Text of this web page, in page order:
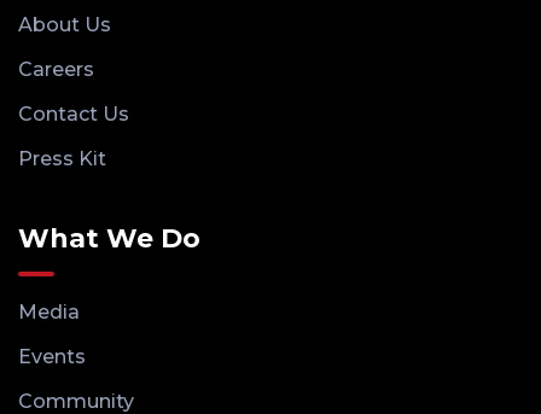
About Us
Careers
Contact Us
Press Kit
What We Do
Media
Events
Community